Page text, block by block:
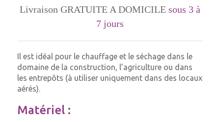
Livraison GRATUITE A DOMICILE sous 3 à
7 jours
Il est idéal pour le chauffage et le séchage dans le
domaine de la construction, l’agriculture ou dans
les entrepôts (à utiliser uniquement dans des locaux
aérés).
Matériel :